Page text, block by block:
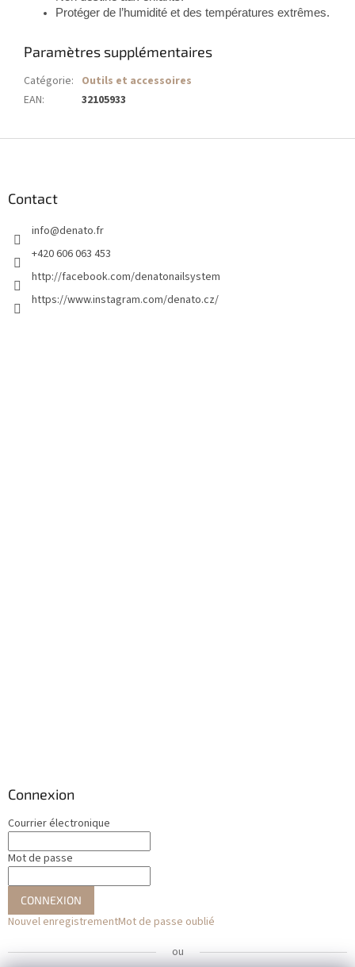
Protéger de l’humidité et des températures extrêmes.
Paramètres supplémentaires
Catégorie: Outils et accessoires
EAN: 32105933
Contact
info@denato.fr
+420 606 063 453
http://facebook.com/denatonailsystem
https://www.instagram.com/denato.cz/
Connexion
Courrier électronique
Mot de passe
CONNEXION
Nouvel enregistrementMot de passe oublié
ou